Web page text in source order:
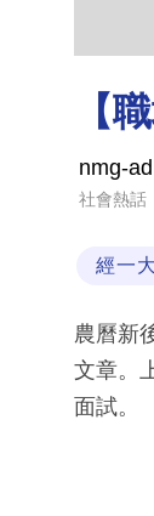
【
nmg-
社會熱話
經一
農曆新
文章。
面試。